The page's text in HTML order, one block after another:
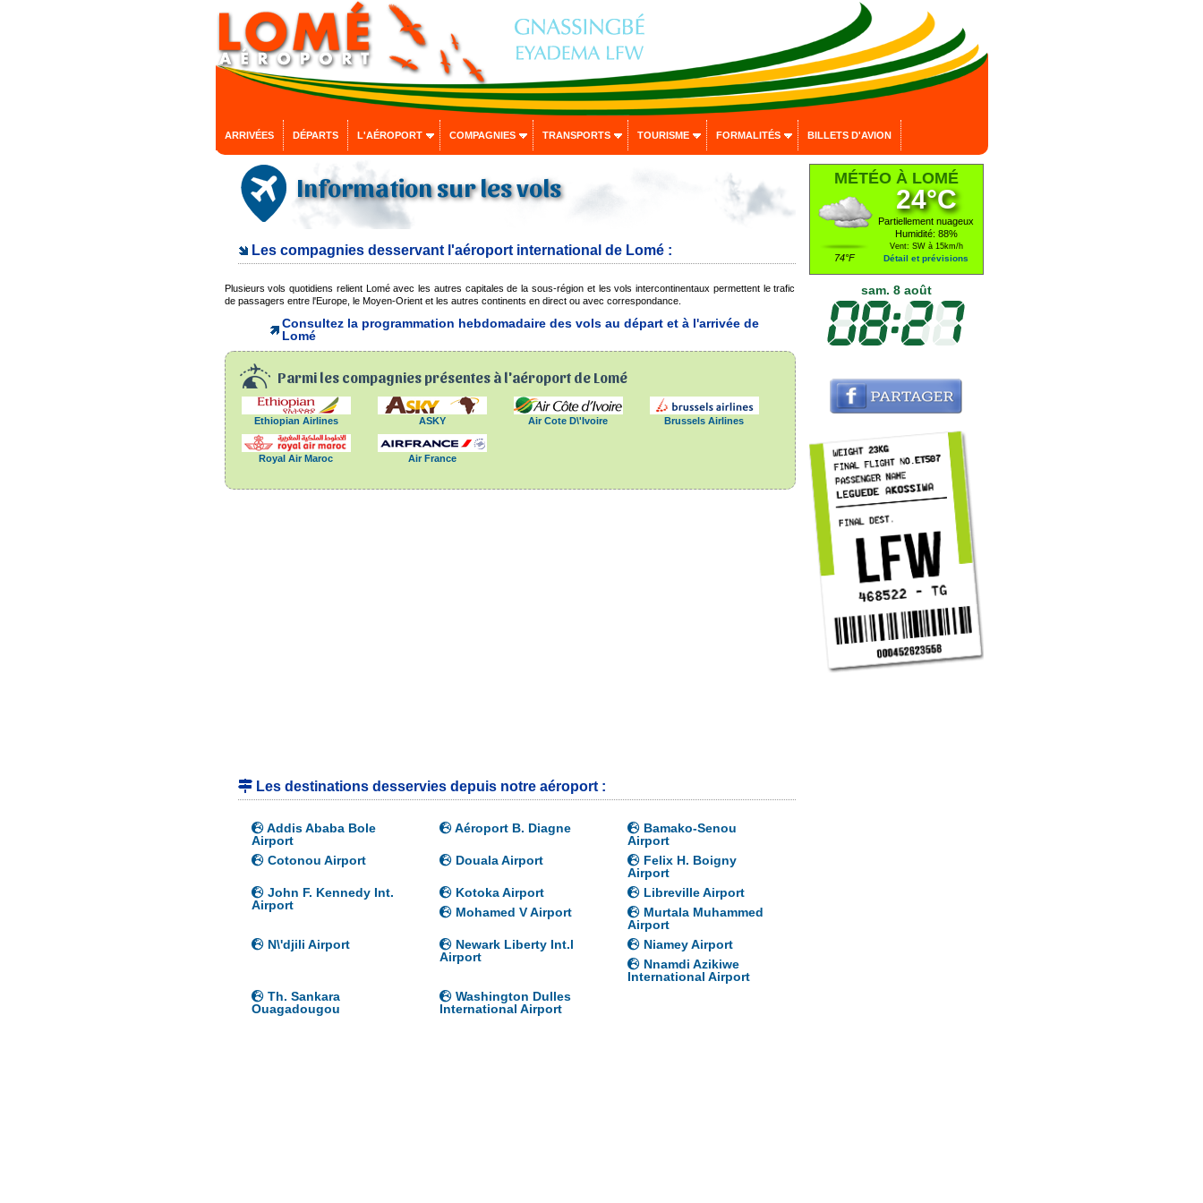
ARRIVÉES DÉPARTS L'AÉROPORT COMPAGNIES TRANSPORTS TOURISME FORMALITÉS BILLETS D'AVION
Information sur les vols
Les compagnies desservant l'aéroport international de Lomé :
Plusieurs vols quotidiens relient Lomé avec les autres capitales de la sous-région et les vols intercontinentaux permettent le trafic
de passagers entre l'Europe, le Moyen-Orient et les autres continents en direct ou avec correspondance.
Consultez la programmation hebdomadaire des vols au départ et à l'arrivée de
Lomé
Parmi les compagnies présentes à l'aéroport de Lomé
Ethiopian Airlines ASKY Air Cote D\'Ivoire Brussels Airlines
Royal Air Maroc Air France
Les destinations desservies depuis notre aéroport :
Addis Ababa Bole
Airport
Aéroport B. Diagne
Bamako-Senou
Airport
Cotonou Airport
Douala Airport
Felix H. Boigny
Airport
John F. Kennedy Int.
Airport
Kotoka Airport
Libreville Airport
Mohamed V Airport
Murtala Muhammed
Airport
N\'djili Airport
Newark Liberty Int.l
Airport
Niamey Airport
Nnamdi Azikiwe
International Airport
Th. Sankara
Ouagadougou
Washington Dulles
International Airport
MÉTÉO À LOMÉ
74°F
24°C
Partiellement nuageux
Humidité: 88%
Vent: SW à 15km/h
Détail et prévisions
sam. 8 août